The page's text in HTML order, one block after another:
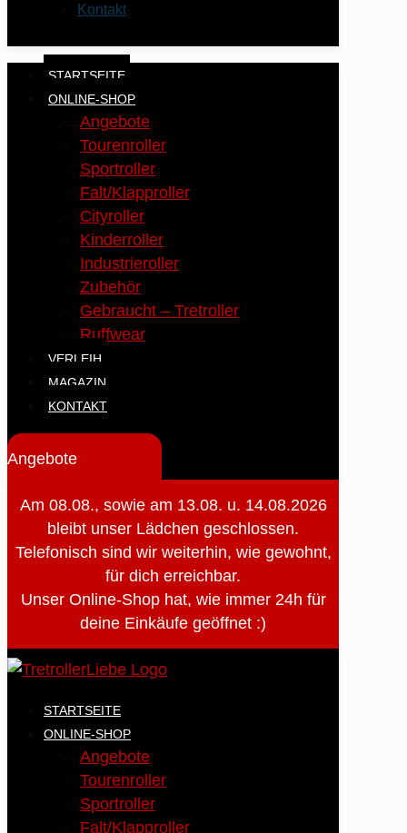
Kontakt
STARTSEITE
ONLINE-SHOP
Angebote
Tourenroller
Sportroller
Falt/Klapproller
Cityroller
Kinderroller
Industrieroller
Zubehör
Gebraucht – Tretroller
Ruffwear
VERLEIH
MAGAZIN
KONTAKT
Angebote
Am 08.08., sowie am 13.08. u. 14.08.2026
bleibt unser Lädchen geschlossen.
Telefonisch sind wir weiterhin, wie gewohnt,
für dich erreichbar.
Unser Online-Shop hat, wie immer 24h für
deine Einkäufe geöffnet :)
STARTSEITE
ONLINE-SHOP
Angebote
Tourenroller
Sportroller
Falt/Klapproller